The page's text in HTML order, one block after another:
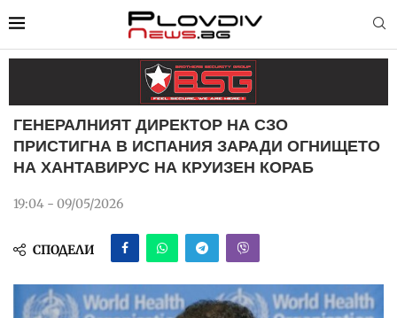
ГЕНЕРАЛНИЯТ ДИРЕКТОР НА СЗО
ПРИСТИГНА В ИСПАНИЯ ЗАРАДИ ОГНИЩЕТО
НА ХАНТАВИРУС НА КРУИЗЕН КОРАБ
19:04 - 09/05/2026
СПОДЕЛИ